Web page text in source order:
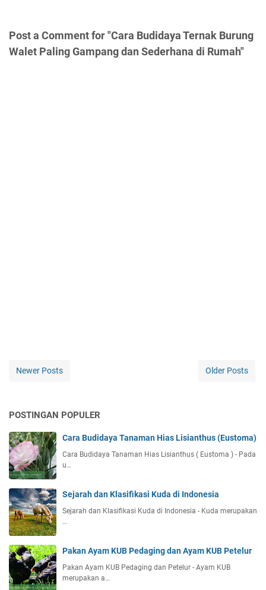
Post a Comment for "Cara Budidaya Ternak Burung
Walet Paling Gampang dan Sederhana di Rumah"
Newer Posts Older Posts
POSTINGAN POPULER
Cara Budidaya Tanaman Hias Lisianthus (Eustoma)
Cara Budidaya Tanaman Hias Lisianthus ( Eustoma ) - Pada
u…
Sejarah dan Klasifikasi Kuda di Indonesia
Sejarah dan Klasifikasi Kuda di Indonesia - Kuda merupakan
…
Pakan Ayam KUB Pedaging dan Ayam KUB Petelur
Pakan Ayam KUB Pedaging dan Petelur - Ayam KUB
merupakan a…